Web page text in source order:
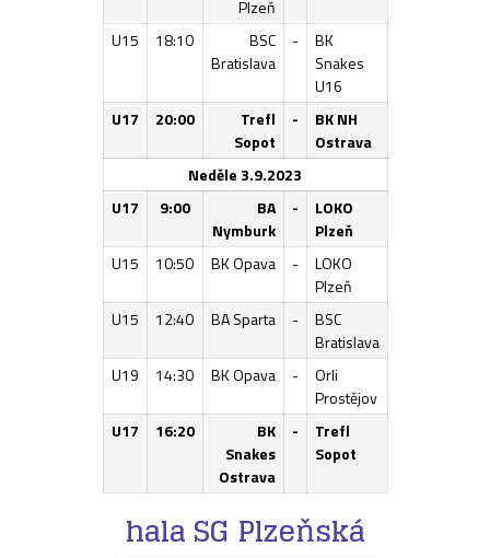
Plzeň
U15 18:10
BSC
Bratislava
-
BK
Snakes
U16
U17
20:00
Trefl
Sopot
-
BK NH
Ostrava
Neděle 3.9.2023
U17
9:00
BA
Nymburk
-
LOKO
Plzeň
U15
10:50 BK Opava -
LOKO
Plzeň
U15
12:40 BA Sparta -
BSC
Bratislava
U19
14:30 BK Opava -
Orli
Prostějov
U17
16:20
BK
Snakes
Ostrava
-
Trefl
Sopot
hala SG Plzeňská